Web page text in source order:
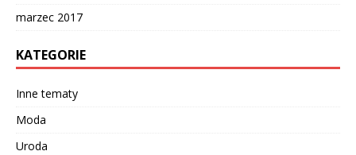
marzec 2017
KATEGORIE
Inne tematy
Moda
Uroda